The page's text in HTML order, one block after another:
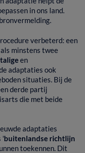
in ons land.
verbeterd: een
minstens twee
en
adaptaties ook
situaties. Bij de
derde partij
die met beide
adaptaties
'buitenlandse richtlijn
toekennen. Dit